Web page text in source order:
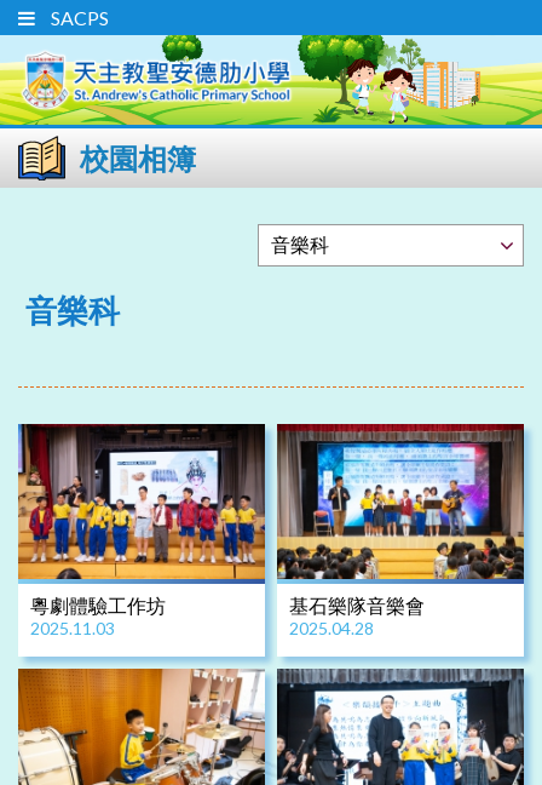
SACPS
校園相簿
音樂科
粵劇體驗工作坊
2025.11.03
基石樂隊音樂會
2025.04.28